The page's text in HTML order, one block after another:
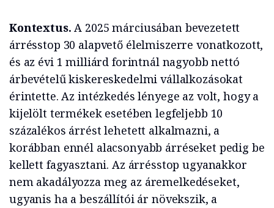
Kontextus.A 2025 márciusában bevezetett
árrésstop 30 alapvető élelmiszerre vonatkozott,
és az évi 1 milliárd forintnál nagyobb nettó
árbevételű kiskereskedelmi vállalkozásokat
érintette. Az intézkedés lényege az volt, hogy a
kijelölt termékek esetében legfeljebb 10
százalékos árrést lehetett alkalmazni, a
korábban ennél alacsonyabb árréseket pedig be
kellett fagyasztani. Az árrésstop ugyanakkor
nem akadályozza meg az áremelkedéseket,
ugyanis ha a beszállítói ár növekszik, a